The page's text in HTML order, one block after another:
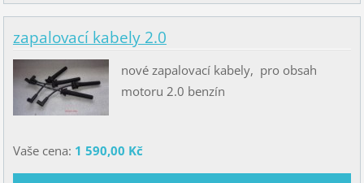
zapalovací kabely 2.0
nové zapalovací kabely, pro obsah
motoru 2.0 benzín
Vaše cena: 1 590,00 Kč